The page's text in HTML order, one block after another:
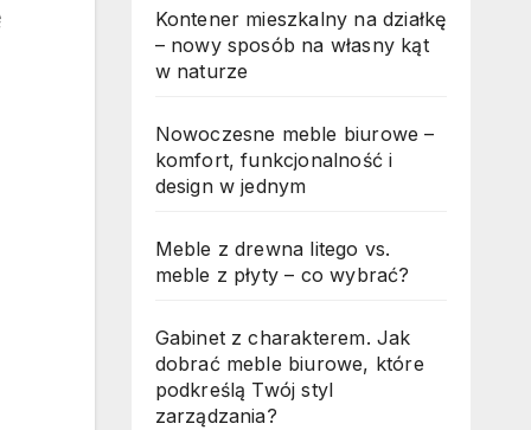
Kontener mieszkalny na działkę
– nowy sposób na własny kąt
w naturze
Nowoczesne meble biurowe –
komfort, funkcjonalność i
design w jednym
Meble z drewna litego vs.
meble z płyty – co wybrać?
Gabinet z charakterem. Jak
dobrać meble biurowe, które
podkreślą Twój styl
zarządzania?